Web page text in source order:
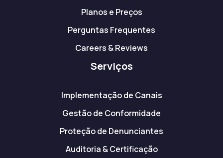
Planos e Preços
Perguntas Frequentes
Careers & Reviews
Serviços
Implementação de Canais
Gestão de Conformidade
Proteção de Denunciantes
Auditoria & Certificação